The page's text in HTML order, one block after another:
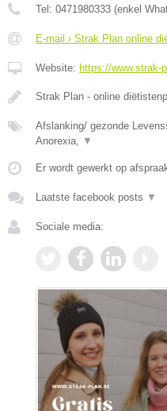
Tel: 0471980333 (enkel
E-mail › Strak Plan online
Website: https://www.strak-
Strak Plan - online
Afslanking/ gezonde
Anorexia, ▼
Er wordt gewerkt op
Laatste facebook posts ▼
Sociale media: